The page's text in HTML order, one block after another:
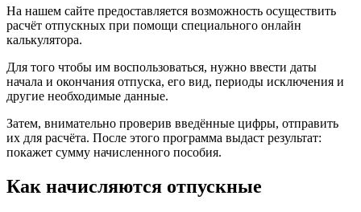
На нашем сайте предоставляется возможность осуществить
расчёт отпускных при помощи специального онлайн
калькулятора.
Для того чтобы им воспользоваться, нужно ввести даты
начала и окончания отпуска, его вид, периоды исключения и
другие необходимые данные.
Затем, внимательно проверив введённые цифры, отправить
их для расчёта. После этого программа выдаст результат:
покажет сумму начисленного пособия.
Как начисляются отпускные